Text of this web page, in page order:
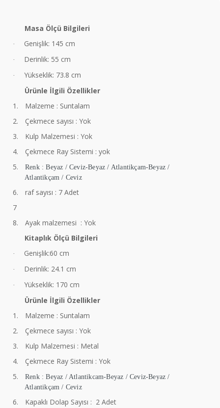
Masa Ölçü Bilgileri
· Genişlik: 145 cm
· Derinlik: 55 cm
·
Yükseklik: 73.8 cm
Ürünle İlgili Özellikler
1.
Malzeme : Suntalam
2.
Çekmece sayısı : Yok
3.
Kulp Malzemesi : Yok
4.
Çekmece Ray Sistemi : yok
5.
Renk : Beyaz / Ceviz-Beyaz / Atlantikçam-Beyaz /
Atlantikçam / Ceviz
6.
raf sayısı : 7 Adet
7
8.
Ayak malzemesi : Yok
Kitaplık Ölçü Bilgileri
· Genişlik:60 cm
· Derinlik: 24.1 cm
·
Yükseklik: 170 cm
Ürünle İlgili Özellikler
1.
Malzeme : Suntalam
2.
Çekmece sayısı : Yok
3.
Kulp Malzemesi : Metal
4.
Çekmece Ray Sistemi : Yok
5.
Renk : Beyaz / Atlantikcam-Beyaz / Ceviz-Beyaz /
Atlantikçam / Ceviz
6. Kapaklı Dolap Sayısı : 2 Adet